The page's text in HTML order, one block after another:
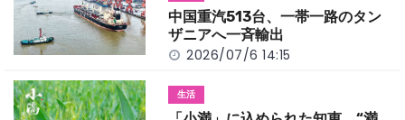
中国重汽513台、一帯一路のタン
ザニアへ一斉輸出
2026/07/6 14:15
生活